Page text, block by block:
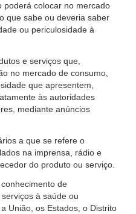
poderá colocar no mercado
que sabe ou deveria saber
ou periculosidade à
e serviços que,
no mercado de consumo,
que apresentem,
às autoridades
mediante anúncios
a que se refere o
na imprensa, rádio e
do produto ou serviço.
de
à saúde ou
União, os Estados, o Distrito